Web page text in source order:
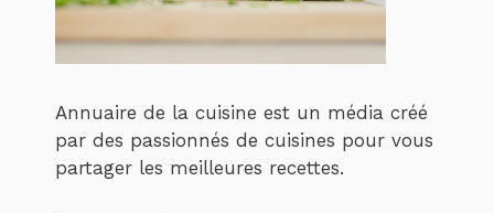
Annuaire de la cuisine est un média créé
par des passionnés de cuisines pour vous
partager les meilleures recettes.